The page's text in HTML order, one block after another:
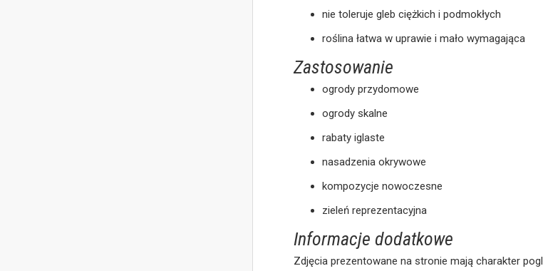
nie toleruje gleb ciężkich i podmokłych
roślina łatwa w uprawie i mało wymagająca
Zastosowanie
ogrody przydomowe
ogrody skalne
rabaty iglaste
nasadzenia okrywowe
kompozycje nowoczesne
zieleń reprezentacyjna
Informacje dodatkowe
Zdjęcia prezentowane na stronie mają charakter